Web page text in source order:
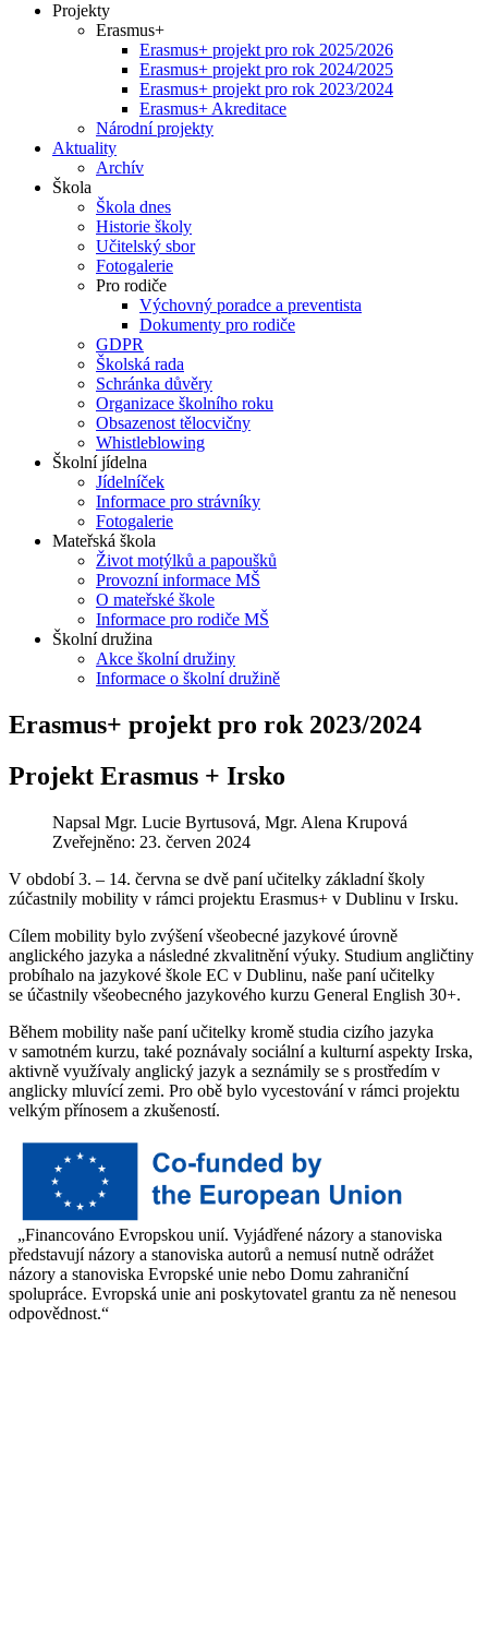
Projekty
Erasmus+
Erasmus+ projekt pro rok 2025/2026
Erasmus+ projekt pro rok 2024/2025
Erasmus+ projekt pro rok 2023/2024
Erasmus+ Akreditace
Národní projekty
Aktuality
Archív
Škola
Škola dnes
Historie školy
Učitelský sbor
Fotogalerie
Pro rodiče
Výchovný poradce a preventista
Dokumenty pro rodiče
GDPR
Školská rada
Schránka důvěry
Organizace školního roku
Obsazenost tělocvičny
Whistleblowing
Školní jídelna
Jídelníček
Informace pro strávníky
Fotogalerie
Mateřská škola
Život motýlků a papoušků
Provozní informace MŠ
O mateřské škole
Informace pro rodiče MŠ
Školní družina
Akce školní družiny
Informace o školní družině
Erasmus+ projekt pro rok 2023/2024
Projekt Erasmus + Irsko
Napsal Mgr. Lucie Byrtusová, Mgr. Alena Krupová
Zveřejněno: 23. červen 2024
V období 3. – 14. června se dvě paní učitelky základní školy
zúčastnily mobility v rámci projektu Erasmus+ v Dublinu v Irsku.
Cílem mobility bylo zvýšení všeobecné jazykové úrovně
anglického jazyka a následné zkvalitnění výuky. Studium angličtiny
probíhalo na jazykové škole EC v Dublinu, naše paní učitelky
se účastnily všeobecného jazykového kurzu General English 30+.
Během mobility naše paní učitelky kromě studia cizího jazyka
v samotném kurzu, také poznávaly sociální a kulturní aspekty Irska,
aktivně využívaly anglický jazyk a seznámily se s prostředím v
anglicky mluvící zemi. Pro obě bylo vycestování v rámci projektu
velkým přínosem a zkušeností.
„Financováno Evropskou unií. Vyjádřené názory a stanoviska
představují názory a stanoviska autorů a nemusí nutně odrážet
názory a stanoviska Evropské unie nebo Domu zahraniční
spolupráce. Evropská unie ani poskytovatel grantu za ně nenesou
odpovědnost.“